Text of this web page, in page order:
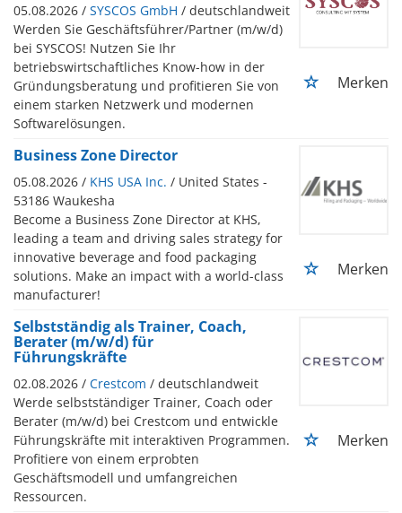
05.08.2026 / SYSCOS GmbH / deutschlandweit
Werden Sie Geschäftsführer/Partner (m/w/d)
bei SYSCOS! Nutzen Sie Ihr
betriebswirtschaftliches Know-how in der
Gründungsberatung und profitieren Sie von
einem starken Netzwerk und modernen
Softwarelösungen.
Merken
Business Zone Director
05.08.2026 / KHS USA Inc. / United States -
53186 Waukesha
Become a Business Zone Director at KHS,
leading a team and driving sales strategy for
innovative beverage and food packaging
solutions. Make an impact with a world-class
manufacturer!
Merken
Selbstständig als Trainer, Coach,
Berater (m/w/d) für
Führungskräfte
02.08.2026 / Crestcom / deutschlandweit
Werde selbstständiger Trainer, Coach oder
Berater (m/w/d) bei Crestcom und entwickle
Führungskräfte mit interaktiven Programmen.
Profitiere von einem erprobten
Geschäftsmodell und umfangreichen
Ressourcen.
Merken